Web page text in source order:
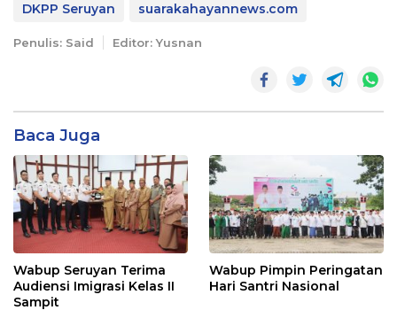
DKPP Seruyan suarakahayannews.com
Penulis: Said Editor: Yusnan
Baca Juga
Wabup Seruyan Terima
Audiensi Imigrasi Kelas II
Sampit
Wabup Pimpin Peringatan
Hari Santri Nasional